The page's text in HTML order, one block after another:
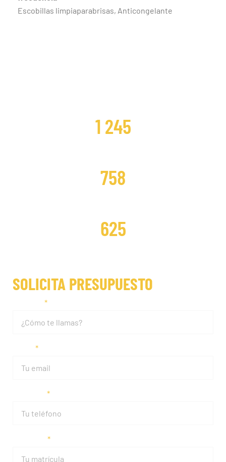
Escobillas limpiaparabrisas, Anticongelante
SOLICITA PRESUPUESTO
1 245
758
625